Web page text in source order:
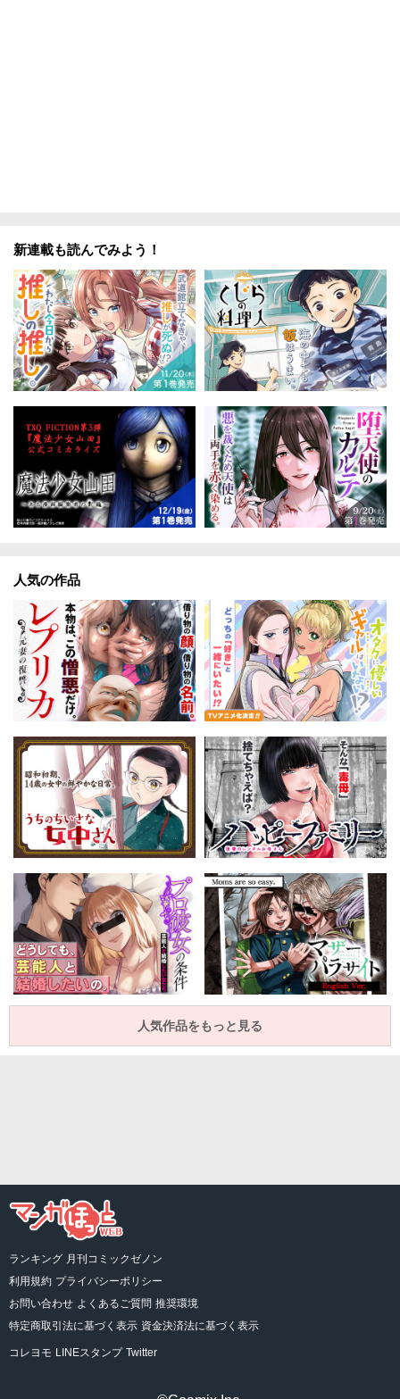
新連載も読んでみよう！
人気の作品
人気作品をもっと見る
ランキング 月刊コミックゼノン
利用規約 プライバシーポリシー
お問い合わせ よくあるご質問 推奨環境
特定商取引法に基づく表示 資金決済法に基づく表示
コレヨモ LINEスタンプ Twitter